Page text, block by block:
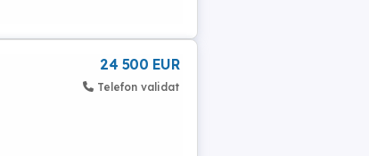
24 500 EUR
Telefon validat